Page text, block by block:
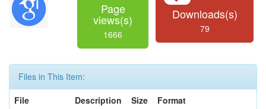
Page
views(s)
1666
Downloads(s)
79
Files in This Item:
File
Description Size
Format